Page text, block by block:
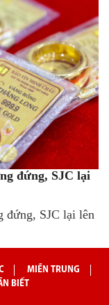
đứng, SJC lại
đứng, SJC lại lên
MIỀN TRUNG
BIẾT